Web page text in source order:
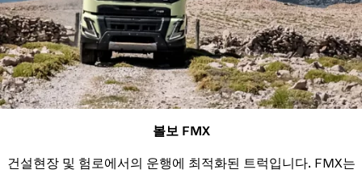
볼보 FMX
건설현장 및 험로에서의 운행에 최적화된 트럭입니다. FMX는